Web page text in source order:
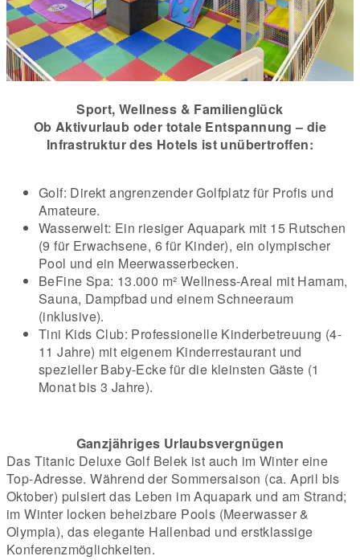
Sport, Wellness & Familienglück
Ob Aktivurlaub oder totale Entspannung – die
Infrastruktur des Hotels ist unübertroffen:
Golf: Direkt angrenzender Golfplatz für Profis und
Amateure.
Wasserwelt: Ein riesiger Aquapark mit 15 Rutschen
(9 für Erwachsene, 6 für Kinder), ein olympischer
Pool und ein Meerwasserbecken.
BeFine Spa: 13.000 m² Wellness-Areal mit Hamam,
Sauna, Dampfbad und einem Schneeraum
(inklusive).
Tini Kids Club: Professionelle Kinderbetreuung (4-
11 Jahre) mit eigenem Kinderrestaurant und
spezieller Baby-Ecke für die kleinsten Gäste (1
Monat bis 3 Jahre).
Ganzjähriges Urlaubsvergnügen
Das Titanic Deluxe Golf Belek ist auch im Winter eine
Top-Adresse. Während der Sommersaison (ca. April bis
Oktober) pulsiert das Leben im Aquapark und am Strand;
im Winter locken beheizbare Pools (Meerwasser &
Olympia), das elegante Hallenbad und erstklassige
Konferenzmöglichkeiten.